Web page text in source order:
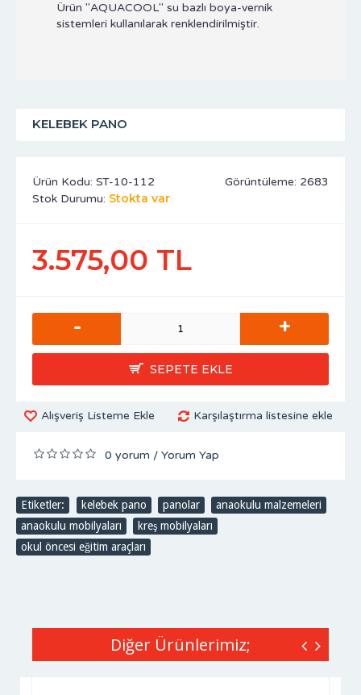
Ürün "AQUACOOL" su bazlı boya-vernik
sistemleri kullanılarak renklendirilmiştir.
KELEBEK PANO
Görüntüleme: 2683
Ürün Kodu: ST-10-112
Stok Durumu: Stokta var
3.575,00 TL
- +
SEPETE EKLE
Alışveriş Listeme Ekle Karşılaştırma listesine ekle
0 yorum / Yorum Yap
Etiketler: kelebek pano panolar anaokulu malzemeleri
anaokulu mobilyaları
kreş mobilyaları
okul öncesi eğitim araçları
Diğer Ürünlerimiz;